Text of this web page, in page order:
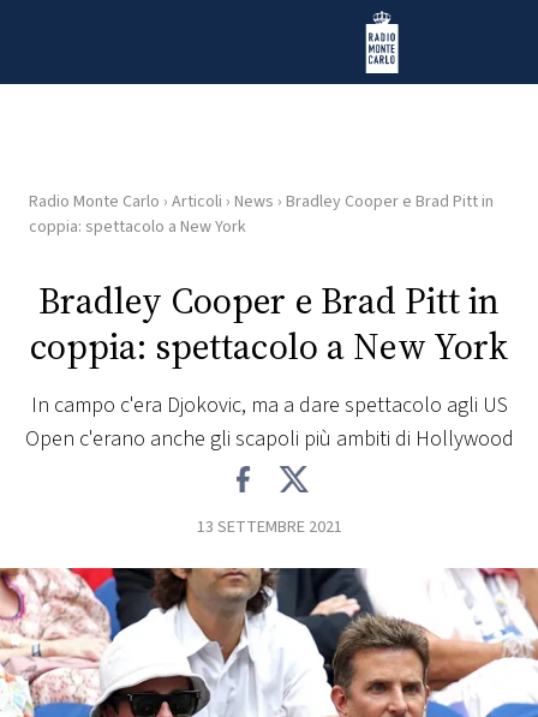
Radio Monte Carlo
HOME
RADIO
WEB
RADIO
PLAYLIST
FOTO
CONCORSI
Radio Monte Carlo › Articoli › News › Bradley Cooper e Brad Pitt in
coppia: spettacolo a New York
Bradley Cooper e Brad Pitt in
coppia: spettacolo a New York
In campo c'era Djokovic, ma a dare spettacolo agli US
Open c'erano anche gli scapoli più ambiti di Hollywood
13 SETTEMBRE 2021